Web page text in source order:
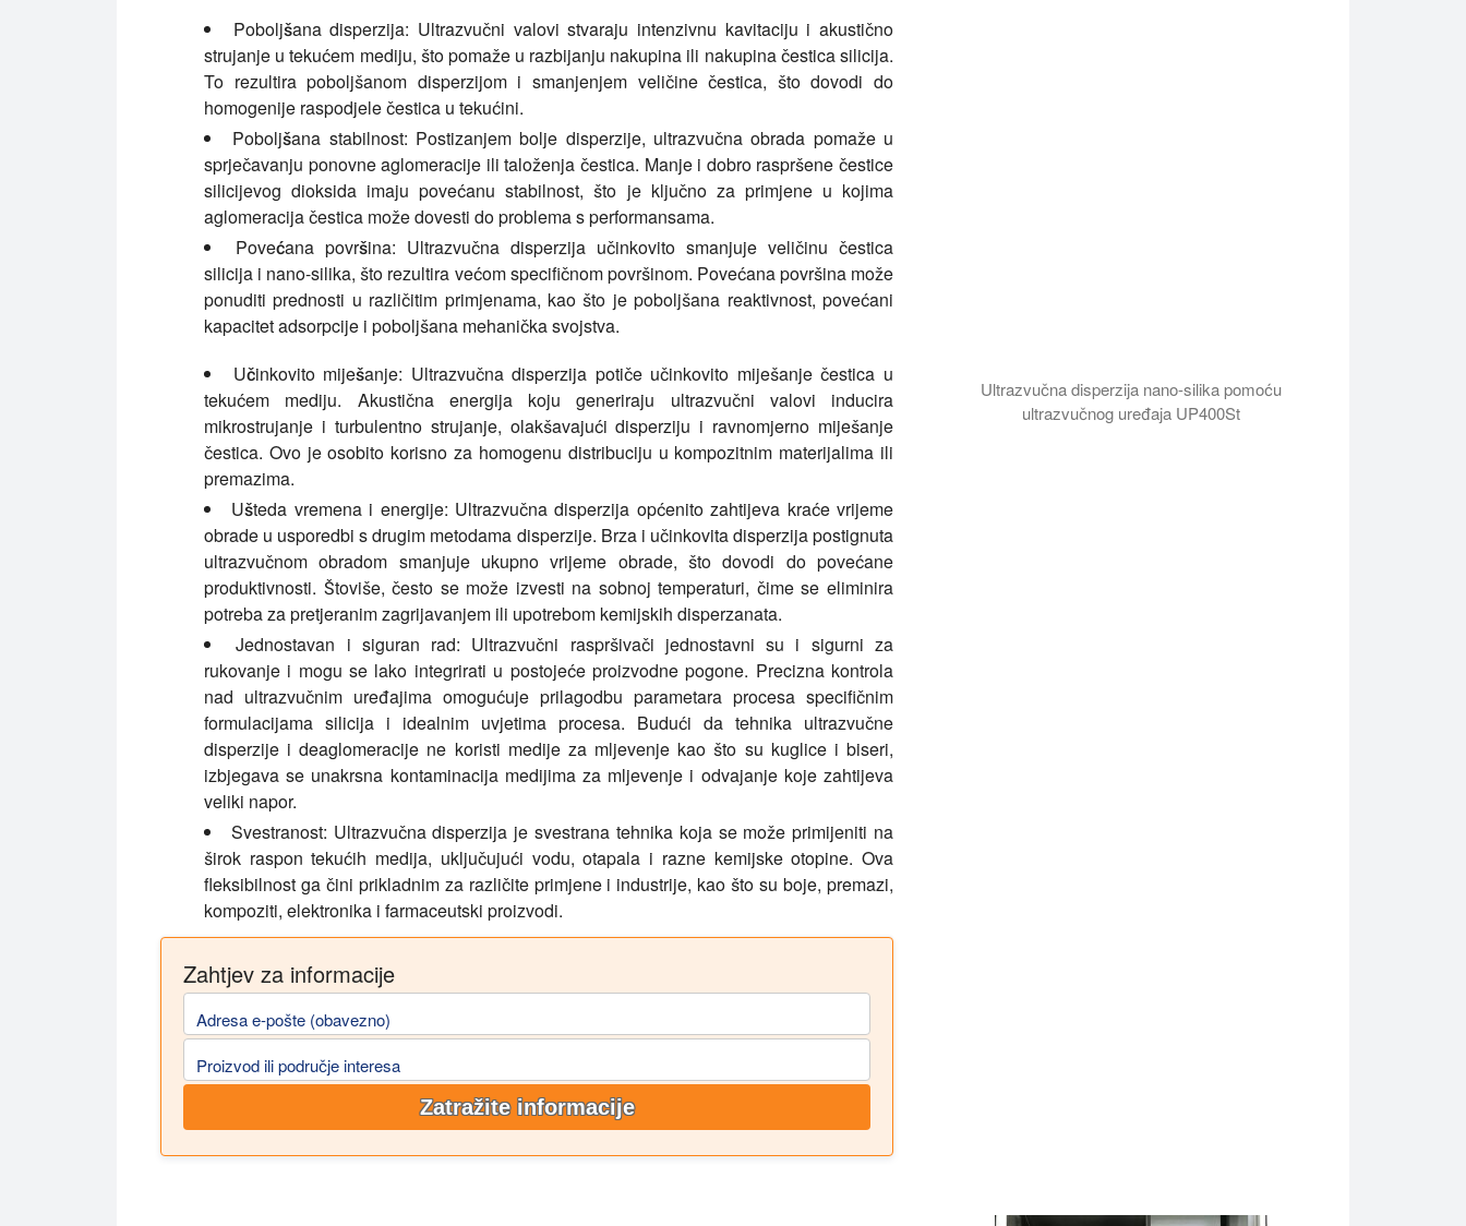
Poboljšana disperzija: Ultrazvučni valovi stvaraju intenzivnu kavitaciju i akustično
strujanje u tekućem mediju, što pomaže u razbijanju nakupina ili nakupina čestica silicija.
To rezultira poboljšanom disperzijom i smanjenjem veličine čestica, što dovodi do
homogenije raspodjele čestica u tekućini.
Poboljšana stabilnost: Postizanjem bolje disperzije, ultrazvučna obrada pomaže u
sprječavanju ponovne aglomeracije ili taloženja čestica. Manje i dobro raspršene čestice
silicijevog dioksida imaju povećanu stabilnost, što je ključno za primjene u kojima
aglomeracija čestica može dovesti do problema s performansama.
Povećana površina: Ultrazvučna disperzija učinkovito smanjuje veličinu čestica
silicija i nano-silika, što rezultira većom specifičnom površinom. Povećana površina može
ponuditi prednosti u različitim primjenama, kao što je poboljšana reaktivnost, povećani
kapacitet adsorpcije i poboljšana mehanička svojstva.
Učinkovito miješanje: Ultrazvučna disperzija potiče učinkovito miješanje čestica u
tekućem mediju. Akustična energija koju generiraju ultrazvučni valovi inducira
mikrostrujanje i turbulentno strujanje, olakšavajući disperziju i ravnomjerno miješanje
čestica. Ovo je osobito korisno za homogenu distribuciju u kompozitnim materijalima ili
premazima.
Ušteda vremena i energije: Ultrazvučna disperzija općenito zahtijeva kraće vrijeme
obrade u usporedbi s drugim metodama disperzije. Brza i učinkovita disperzija postignuta
ultrazvučnom obradom smanjuje ukupno vrijeme obrade, što dovodi do povećane
produktivnosti. Štoviše, često se može izvesti na sobnoj temperaturi, čime se eliminira
potreba za pretjeranim zagrijavanjem ili upotrebom kemijskih disperzanata.
Jednostavan i siguran rad: Ultrazvučni raspršivači jednostavni su i sigurni za
rukovanje i mogu se lako integrirati u postojeće proizvodne pogone. Precizna kontrola
nad ultrazvučnim uređajima omogućuje prilagodbu parametara procesa specifičnim
formulacijama silicija i idealnim uvjetima procesa. Budući da tehnika ultrazvučne
disperzije i deaglomeracije ne koristi medije za mljevenje kao što su kuglice i biseri,
izbjegava se unakrsna kontaminacija medijima za mljevenje i odvajanje koje zahtijeva
veliki napor.
Svestranost: Ultrazvučna disperzija je svestrana tehnika koja se može primijeniti na
širok raspon tekućih medija, uključujući vodu, otapala i razne kemijske otopine. Ova
fleksibilnost ga čini prikladnim za različite primjene i industrije, kao što su boje, premazi,
kompoziti, elektronika i farmaceutski proizvodi.
Zahtjev za informacije
Adresa e-pošte (obavezno)
Proizvod ili područje interesa
Zatražite informacije
Ultrazvučna disperzija nano-silika pomoću
ultrazvučnog uređaja UP400St